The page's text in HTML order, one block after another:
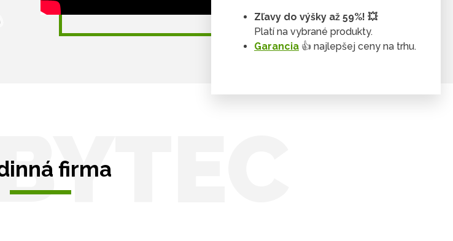
firma
Zľavy do výšky až 59%! 💥
Platí na vybrané produkty.
Garancia 👍 najlepšej ceny na trhu.